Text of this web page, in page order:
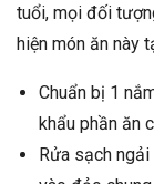
tuổi, mọi đối
hiện món ăn này
Chuẩn bị 1
khẩu phần ăn
Rửa sạch